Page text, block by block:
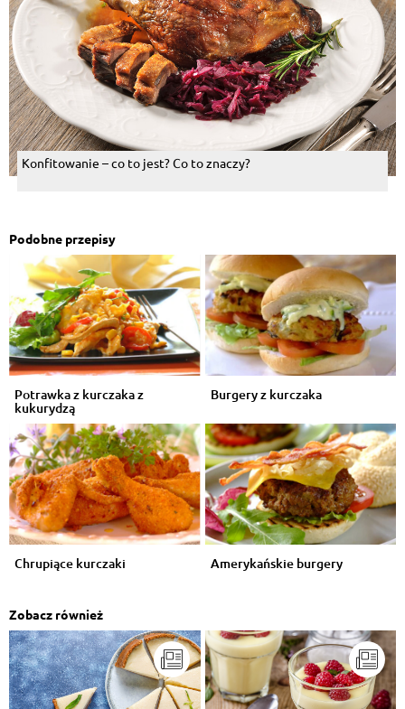
Konfitowanie – co to jest? Co to znaczy?
Podobne przepisy
Potrawka z kurczaka z
kukurydzą
Burgery z kurczaka
Chrupiące kurczaki Amerykańskie burgery
Zobacz również